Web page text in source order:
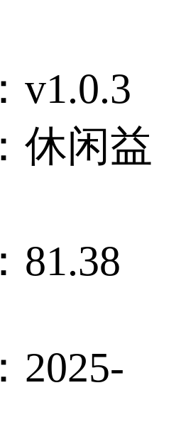
v1.0.3
休闲益
81.38
2025-